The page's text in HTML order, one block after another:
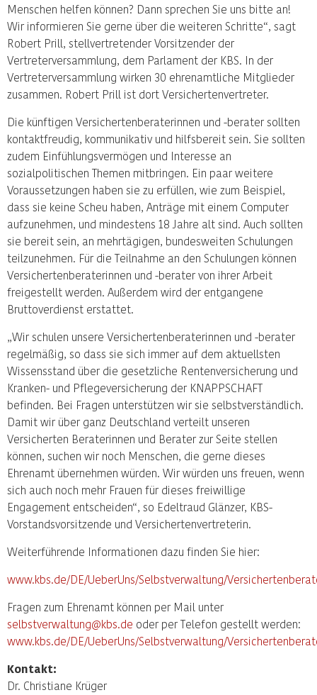
Menschen helfen können? Dann sprechen Sie uns bitte an!
Wir informieren Sie gerne über die weiteren Schritte“, sagt
Robert Prill, stellvertretender Vorsitzender der
Vertreterversammlung, dem Parlament der KBS. In der
Vertreterversammlung wirken 30 ehrenamtliche Mitglieder
zusammen. Robert Prill ist dort Versichertenvertreter.
Die künftigen Versichertenberaterinnen und -berater sollten
kontaktfreudig, kommunikativ und hilfsbereit sein. Sie sollten
zudem Einfühlungsvermögen und Interesse an
sozialpolitischen Themen mitbringen. Ein paar weitere
Voraussetzungen haben sie zu erfüllen, wie zum Beispiel,
dass sie keine Scheu haben, Anträge mit einem Computer
aufzunehmen, und mindestens 18 Jahre alt sind. Auch sollten
sie bereit sein, an mehrtägigen, bundesweiten Schulungen
teilzunehmen. Für die Teilnahme an den Schulungen können
Versichertenberaterinnen und -berater von ihrer Arbeit
freigestellt werden. Außerdem wird der entgangene
Bruttoverdienst erstattet.
„Wir schulen unsere Versichertenberaterinnen und -berater
regelmäßig, so dass sie sich immer auf dem aktuellsten
Wissensstand über die gesetzliche Rentenversicherung und
Kranken- und Pflegeversicherung der KNAPPSCHAFT
befinden. Bei Fragen unterstützen wir sie selbstverständlich.
Damit wir über ganz Deutschland verteilt unseren
Versicherten Beraterinnen und Berater zur Seite stellen
können, suchen wir noch Menschen, die gerne dieses
Ehrenamt übernehmen würden. Wir würden uns freuen, wenn
sich auch noch mehr Frauen für dieses freiwillige
Engagement entscheiden“, so Edeltraud Glänzer, KBS-
Vorstandsvorsitzende und Versichertenvertreterin.
Weiterführende Informationen dazu finden Sie hier:
www.kbs.de/DE/UeberUns/Selbstverwaltung/
Fragen zum Ehrenamt können per Mail unter
selbstverwaltung@kbs.de oder per Telefon gestellt werden:
www.kbs.de/DE/UeberUns/Selbstverwaltung/
Kontakt:
Dr. Christiane Krüger